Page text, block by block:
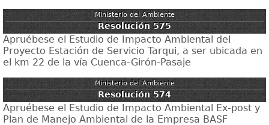
Ministerio del Ambiente
Resolución 575
Apruébese el Estudio de Impacto Ambiental del
Proyecto Estación de Servicio Tarqui, a ser ubicada en
el km 22 de la vía Cuenca-Girón-Pasaje
Ministerio del Ambiente
Resolución 574
Apruébese el Estudio de Impacto Ambiental Ex-post y
Plan de Manejo Ambiental de la Empresa BASF